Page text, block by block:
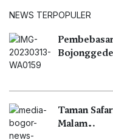
NEWS TERPOPULER
Taman
Malam…